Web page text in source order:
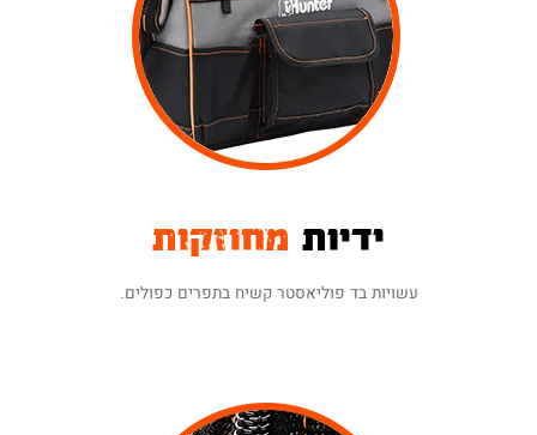
הזנת פרטי האחריות באתר(בכפוף לתקנון).
ידיות מחוזקות
עשויות בד פוליאסטר קשיח בתפרים כפולים.